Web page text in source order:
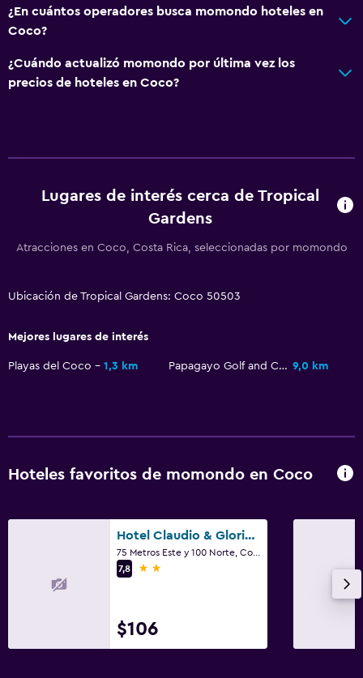
¿En cuántos operadores busca momondo hoteles en
Coco?
¿Cuándo actualizó momondo por última vez los
precios de hoteles en Coco?
Lugares de interés cerca de Tropical
Gardens
Atracciones en Coco, Costa Rica, seleccionadas por momondo
Ubicación de Tropical Gardens: Coco 50503
Mejores lugares de interés
Playas del Coco 1,3 km Papagayo Golf and Country Club 9,0 km
Hoteles favoritos de momondo en Coco
Hotel Claudio & Gloria Beach Front
7,8
2 estrellas
$106